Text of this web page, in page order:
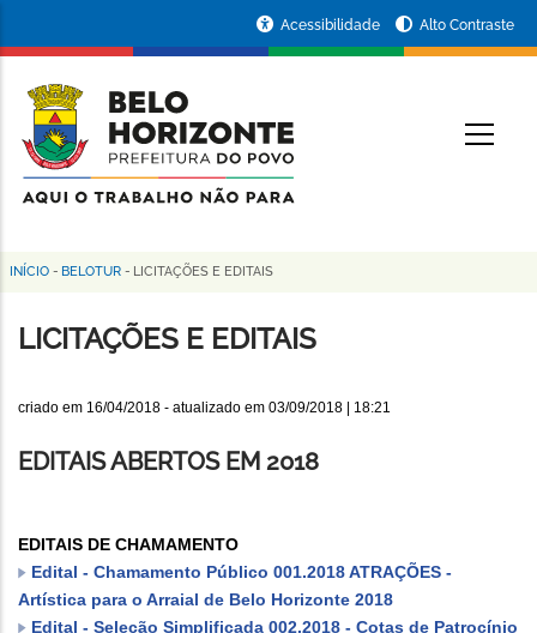
conteúdo
principal
da
Prefeitura
de
Horizonte
Acessibilidade Alto Contraste
Trilha
de
INÍCIO - BELOTUR - LICITAÇÕES E EDITAIS
LICITAÇÕES E EDITAIS
criado em 16/04/2018 - atualizado em 03/09/2018 | 18:21
EDITAIS ABERTOS EM 2018
EDITAIS DE CHAMAMENTO
Edital - Chamamento Público 001.2018 ATRAÇÕES -
Artística para o Arraial de Belo Horizonte 2018
Edital - Seleção Simplificada 002.2018 - Cotas de Patrocínio